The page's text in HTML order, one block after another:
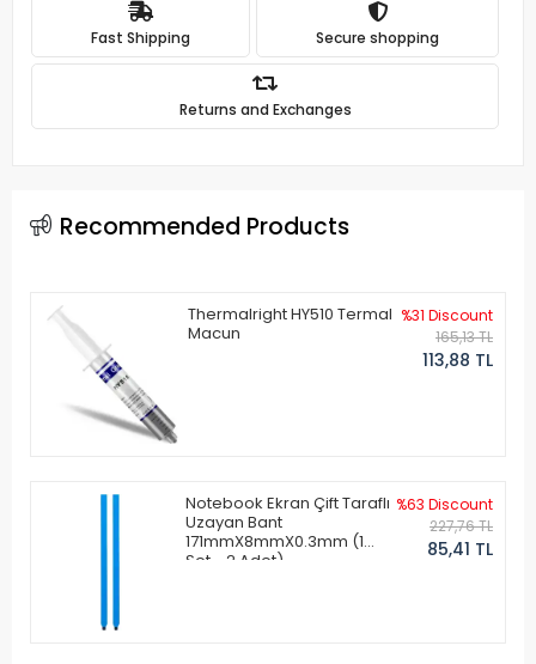
Fast Shipping Secure shopping
Returns and Exchanges
Recommended Products
Thermalright HY510 Termal
Macun
%31 Discount
165,13 TL
113,88 TL
Notebook Ekran Çift Taraflı
Uzayan Bant
171mmX8mmX0.3mm (1
Set - 2 Adet)
%63 Discount
227,76 TL
85,41 TL